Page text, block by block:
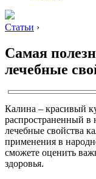
Статьи ›
Самая
лечебные
Калина – красивый
распространенный в
лечебные свойства
применения в
сможете оценить
здоровья.